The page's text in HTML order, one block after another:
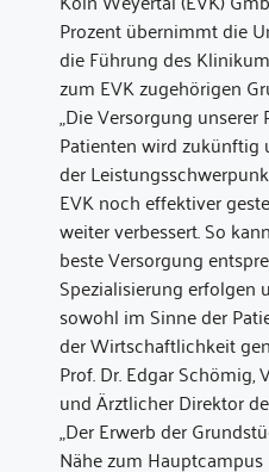
Prozent übernimmt die
die Führung des
zum EVK zugehörigen
„Die Versorgung
Patienten wird
der
EVK noch effektiver
weiter verbessert. So
beste Versorgung
Spezialisierung erfolgen
sowohl im Sinne der
der Wirtschaftlichkeit
Prof. Dr. Edgar
und Ärztlicher Direktor
„Der Erwerb der
Nähe zum